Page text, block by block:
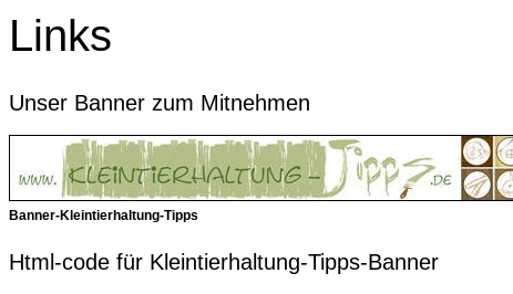
Links
Unser Banner zum Mitnehmen
Banner-Kleintierhaltung-Tipps
Html-code für Kleintierhaltung-Tipps-Banner